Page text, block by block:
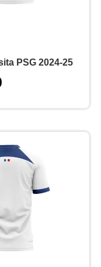
PSG 2024-25